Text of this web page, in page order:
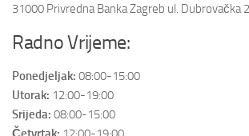
31000 Privredna Banka Zagreb ul. Dubrovačka
Radno Vrijeme:
Ponedjeljak: 08:00-15:00
Utorak: 12:00-19:00
Srijeda: 08:00-15:00